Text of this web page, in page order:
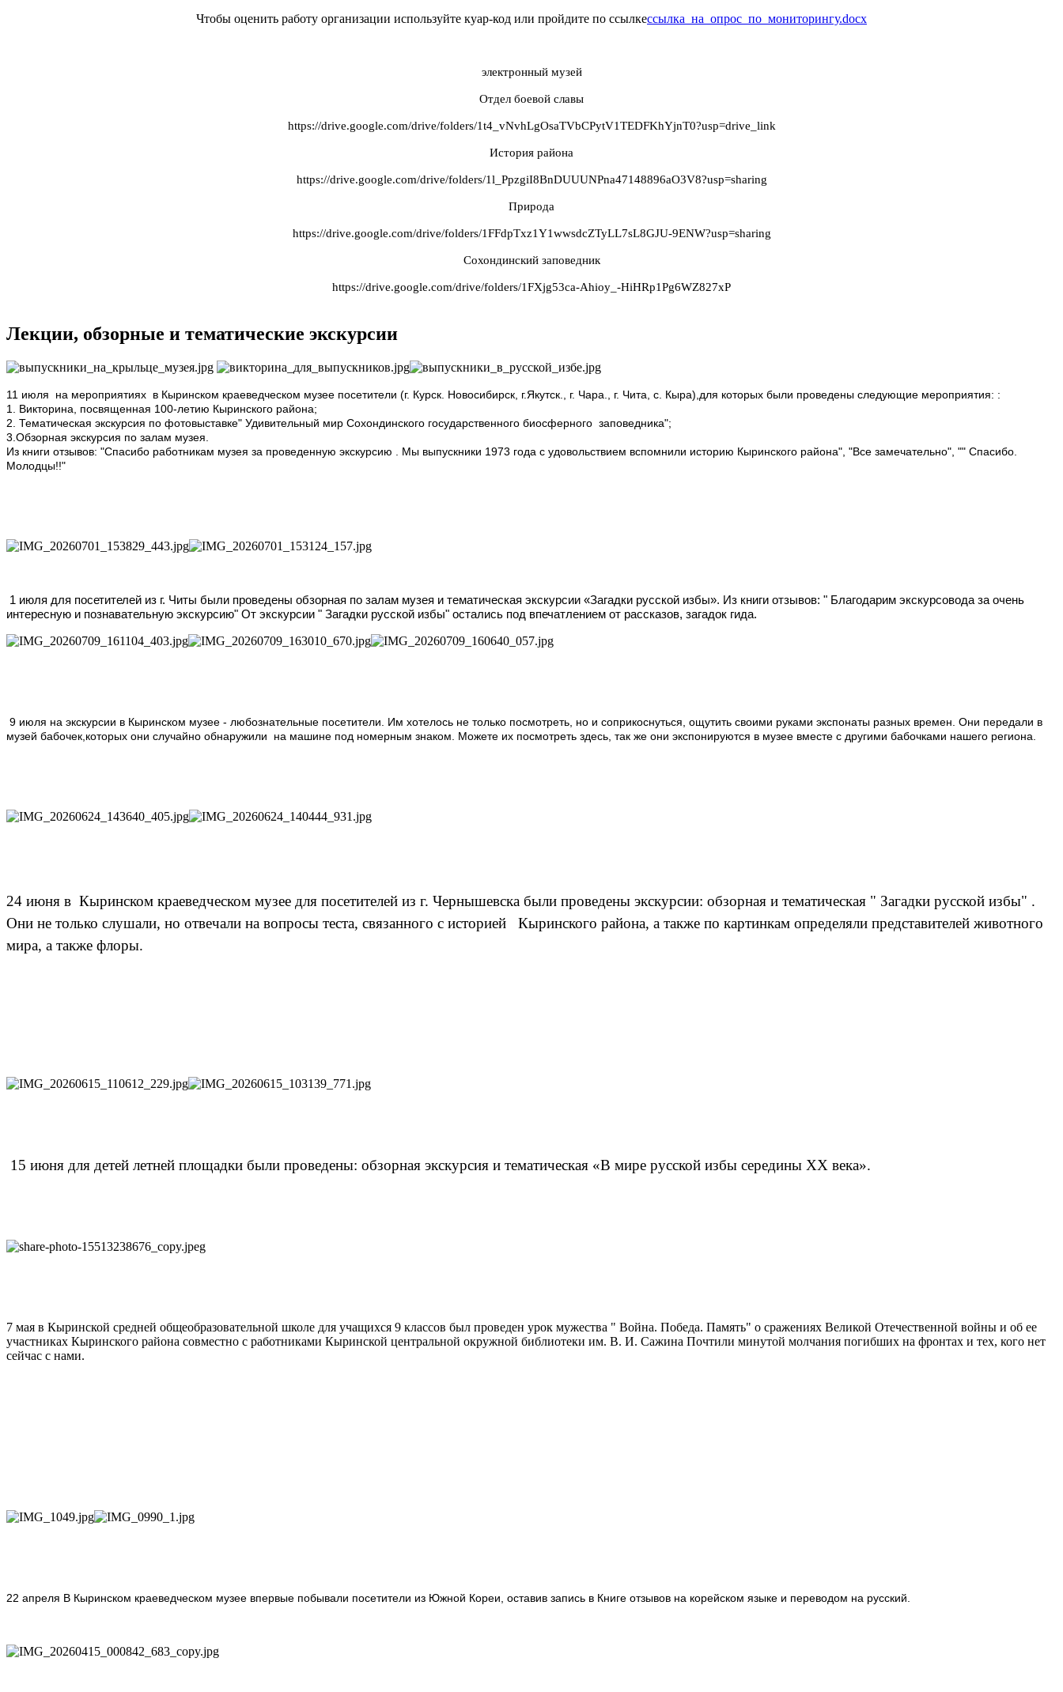
Чтобы оценить работу организации используйте куар-код или пройдите по ссылкессылка_на_опрос_по_мониторингу.docx
электронный музей
Отдел боевой славы
https://drive.google.com/drive/folders/1t4_vNvhLgOsaTVbCPytV1TEDFKhYjnT0?usp=drive_link
История района
https://drive.google.com/drive/folders/1l_PpzgiI8BnDUUUNPna47148896aO3V8?usp=sharing
Природа
https://drive.google.com/drive/folders/1FFdpTxz1Y1wwsdcZTyLL7sL8GJU-9ENW?usp=sharing
Сохондинский заповедник
https://drive.google.com/drive/folders/1FXjg53ca-Ahioy_-HiHRp1Pg6WZ827xP
Лекции, обзорные и тематические экскурсии
11 июля на мероприятиях в Кыринском краеведческом музее посетители (г. Курск. Новосибирск, г.Якутск., г. Чара., г. Чита, с. Кыра),для которых были проведены следующие мероприятия: :
1. Викторина, посвященная 100-летию Кыринского района;
2. Тематическая экскурсия по фотовыставке" Удивительный мир Сохондинского государственного биосферного заповедника";
3.Обзорная экскурсия по залам музея.
Из книги отзывов: "Спасибо работникам музея за проведенную экскурсию . Мы выпускники 1973 года с удовольствием вспомнили историю Кыринского района", "Все замечательно", "" Спасибо.
Молодцы!!"
1 июля для посетителей из г. Читы были проведены обзорная по залам музея и тематическая экскурсии «Загадки русской избы». Из книги отзывов: " Благодарим экскурсовода за очень
интересную и познавательную экскурсию" От экскурсии " Загадки русской избы" остались под впечатлением от рассказов, загадок гида.
9 июля на экскурсии в Кыринском музее - любознательные посетители. Им хотелось не только посмотреть, но и соприкоснуться, ощутить своими руками экспонаты разных времен. Они передали в
музей бабочек,которых они случайно обнаружили на машине под номерным знаком. Можете их посмотреть здесь, так же они экспонируются в музее вместе с другими бабочками нашего региона.
24 июня в Кыринском краеведческом музее для посетителей из г. Чернышевска были проведены экскурсии: обзорная и тематическая " Загадки русской избы" .
Они не только слушали, но отвечали на вопросы теста, связанного с историей Кыринского района, а также по картинкам определяли представителей животного
мира, а также флоры.
15 июня для детей летней площадки были проведены: обзорная экскурсия и тематическая «В мире русской избы середины XX века».
7 мая в Кыринской средней общеобразовательной школе для учащихся 9 классов был проведен урок мужества " Война. Победа. Память" о сражениях Великой Отечественной войны и об ее
участниках Кыринского района совместно с работниками Кыринской центральной окружной библиотеки им. В. И. Сажина Почтили минутой молчания погибших на фронтах и тех, кого нет
сейчас с нами.
22 апреля В Кыринском краеведческом музее впервые побывали посетители из Южной Кореи, оставив запись в Книге отзывов на корейском языке и переводом на русский.